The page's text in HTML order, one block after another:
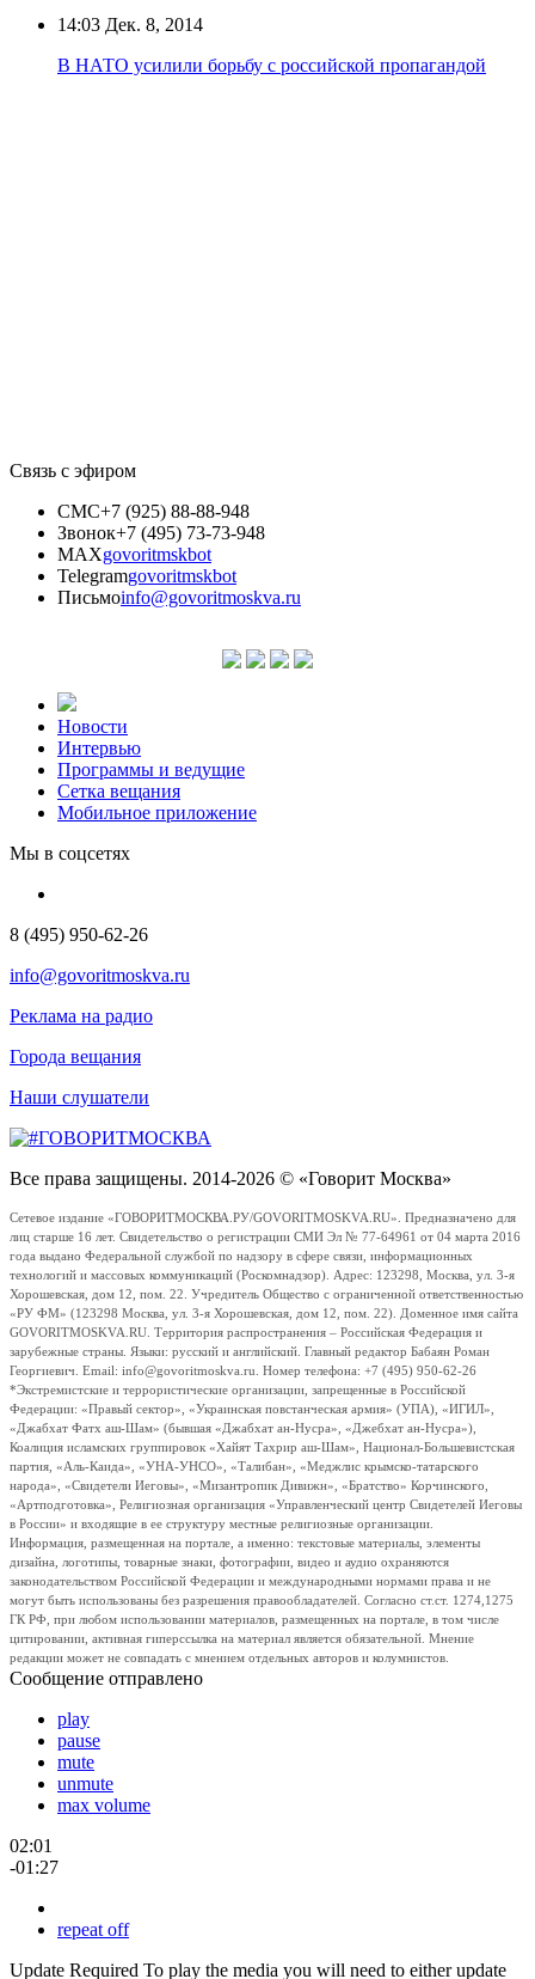
14:03 Дек. 8, 2014
В НАТО усилили борьбу с российской пропагандой
Связь с эфиром
СМС+7 (925) 88-88-948
Звонок+7 (495) 73-73-948
MAXgovoritmskbot
Telegramgovoritmskbot
Письмоinfo@govoritmoskva.ru
Новости
Интервью
Программы и ведущие
Сетка вещания
Мобильное приложение
Мы в соцсетях
8 (495) 950-62-26
info@govoritmoskva.ru
Реклама на радио
Города вещания
Наши слушатели
Все права защищены. 2014-2026 © «Говорит Москва»
Сетевое издание «ГОВОРИТМОСКВА.РУ/GOVORITMOSKVA.RU». Предназначено для
лиц старше 16 лет. Свидетельство о регистрации СМИ Эл № 77-64961 от 04 марта 2016
года выдано Федеральной службой по надзору в сфере связи, информационных
технологий и массовых коммуникаций (Роскомнадзор). Адрес: 123298, Москва, ул. 3-я
Хорошевская, дом 12, пом. 22. Учредитель Общество с ограниченной ответственностью
«РУ ФМ» (123298 Москва, ул. 3-я Хорошевская, дом 12, пом. 22). Доменное имя сайта
GOVORITMOSKVA.RU. Территория распространения – Российская Федерация и
зарубежные страны. Языки: русский и английский. Главный редактор Бабаян Роман
Георгиевич. Email: info@govoritmoskva.ru. Номер телефона: +7 (495) 950-62-26
*Экстремистские и террористические организации, запрещенные в Российской
Федерации: «Правый сектор», «Украинская повстанческая армия» (УПА), «ИГИЛ»,
«Джабхат Фатх аш-Шам» (бывшая «Джабхат ан-Нусра», «Джебхат ан-Нусра»),
Коалиция исламских группировок «Хайят Тахрир аш-Шам», Национал-Большевистская
партия, «Аль-Каида», «УНА-УНСО», «Талибан», «Меджлис крымско-татарского
народа», «Свидетели Иеговы», «Мизантропик Дивижн», «Братство» Корчинского,
«Артподготовка», Религиозная организация «Управленческий центр Свидетелей Иеговы
в России» и входящие в ее структуру местные религиозные организации.
Информация, размещенная на портале, а именно: текстовые материалы, элементы
дизайна, логотипы, товарные знаки, фотографии, видео и аудио охраняются
законодательством Российской Федерации и международными нормами права и не
могут быть использованы без разрешения правообладателей. Согласно ст.ст. 1274,1275
ГК РФ, при любом использовании материалов, размещенных на портале, в том числе
цитировании, активная гиперссылка на материал является обязательной. Мнение
редакции может не совпадать с мнением отдельных авторов и колумнистов.
Сообщение отправлено
play
pause
mute
unmute
max volume
02:01
-01:27
repeat off
Update Required To play the media you will need to either update